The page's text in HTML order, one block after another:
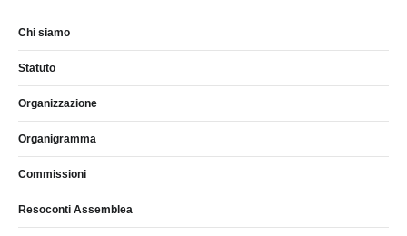
Chi siamo
Statuto
Organizzazione
Organigramma
Commissioni
Resoconti Assemblea